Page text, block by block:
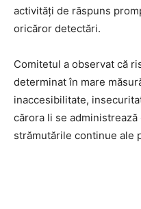
activități de răspuns
oricăror detectări.
Comitetul a observat că
determinat în mare
inaccesibilitate,
cărora li se
strămutările continue ale